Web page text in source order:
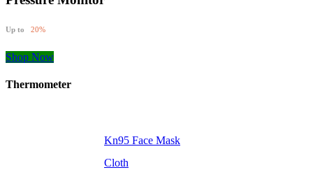
Up to 20%
Shop Now
Thermometer
Kn95 Face Mask
Cloth